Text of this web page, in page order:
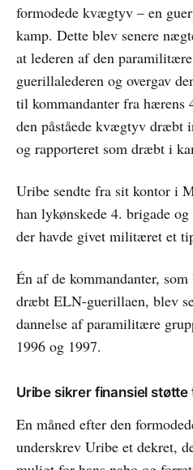
formodede kvægtyv – en
kamp. Dette blev senere
at lederen af den
guerillalederen og overgav
til kommandanter fra hærens
den påståede kvægtyv
og rapporteret som dræbt i
Uribe sendte fra sit kontor i
han lykønskede 4. brigade
der havde givet militæret et
Én af de kommandanter,
dræbt ELN-guerillaen, blev
dannelse af paramilitære
1996 og 1997.
Uribe sikrer finansiel
En måned efter den
underskrev Uribe et dekret,